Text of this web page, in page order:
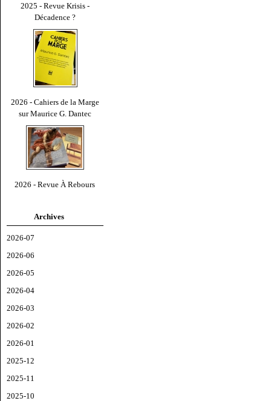
2025 - Revue Krisis -
Décadence ?
2026 - Cahiers de la Marge
sur Maurice G. Dantec
2026 - Revue À Rebours
Archives
2026-07
2026-06
2026-05
2026-04
2026-03
2026-02
2026-01
2025-12
2025-11
2025-10